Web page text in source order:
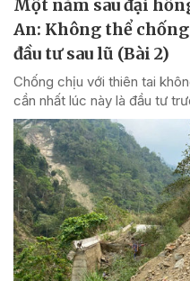
Một năm sau đại
An: Không thể
đầu tư sau lũ (Bài 2)
Chống chịu với thiên tai
cần nhất lúc này là đầu tư